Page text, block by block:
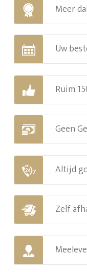
Meer
Uw
Ruim
Geen
Altijd
Zelf